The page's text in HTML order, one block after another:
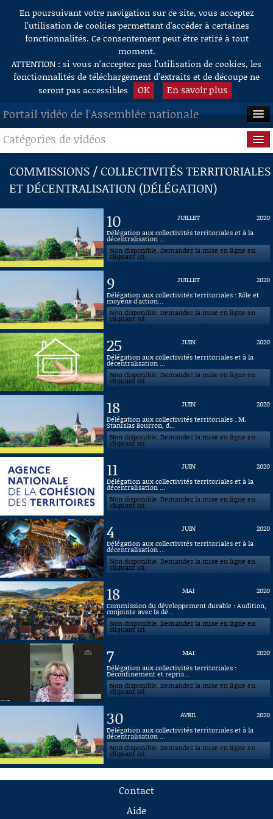
Aller au contenu
En poursuivant votre navigation sur ce site, vous acceptez
l’utilisation de cookies permettant d'accéder à certaines
fonctionnalités. Ce consentement peut être retiré à tout
moment.
ATTENTION : si vous n’acceptez pas l’utilisation de cookies, les
fonctionnalités de téléchargement d’extraits et de découpe ne
seront pas accessibles
OK En savoir plus
Portail vidéo de l'Assemblée nationale
ACCUEIL
EN DIRECT
À LA DEMANDE
AIDE À LA DÉCOUPE
DE VIDÉOS
Catégories de vidéos
Séance publique
Questions au Gouvernement
Commissions
Présidence
Connaissance, Histoire
Autres
COMMISSIONS / COLLECTIVITÉS TERRITORIALES
ET DÉCENTRALISATION (DÉLÉGATION)
10 JUILLET
2020
Délégation aux collectivités territoriales et à la
décentralisation ...
Non disponible. Demandez la mise en ligne en
cliquant ici.
9 JUILLET
2020
Délégation aux collectivités territoriales : Rôle et
moyens d’action...
Non disponible. Demandez la mise en ligne en
cliquant ici.
25 JUIN
2020
Délégation aux collectivités territoriales et à la
décentralisation ...
Non disponible. Demandez la mise en ligne en
cliquant ici.
18 JUIN
2020
Délégation aux collectivités territoriales : M.
Stanislas Bourron, d...
Non disponible. Demandez la mise en ligne en
cliquant ici.
11 JUIN
2020
Délégation aux collectivités territoriales et à la
décentralisation ...
Non disponible. Demandez la mise en ligne en
cliquant ici.
4 JUIN
2020
Délégation aux collectivités territoriales et à la
décentralisation ...
Non disponible. Demandez la mise en ligne en
cliquant ici.
18 MAI
2020
Commission du développement durable : Audition,
conjointe avec la dé...
Non disponible. Demandez la mise en ligne en
cliquant ici.
7 MAI
2020
Délégation aux collectivités territoriales :
Déconfinement et repris...
Non disponible. Demandez la mise en ligne en
cliquant ici.
30 AVRIL
2020
Délégation aux collectivités territoriales et à la
décentralisation ...
Non disponible. Demandez la mise en ligne en
cliquant ici.
Contact
Aide